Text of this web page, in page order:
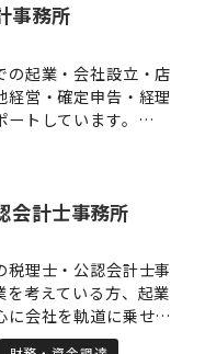
でも経費を削減した
間パック（12万円
ご連絡下さい。
事務所
の起業・会社設立・店
経営・確定申告・経理
トしています。
ひとりを大切にする
の方のご相談・ご質
営に関する様々なご
ワンストップサービ
ること をモットーに充
の提供に努めていま
問い合わせは平日・土
～23：00まで受け付
で、お気軽にお電話
会計士事務所
税理士・公認会計士事
を考えている方、起業
に会社を軌道に乗せて
サポートを行ってお